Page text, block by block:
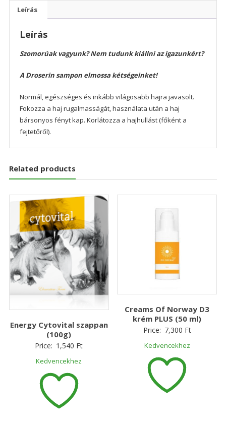
Leírás
Leírás
Szomorúak vagyunk?Nem tudunk kiállni az igazunkért?
A Droserin sampon elmossa kétségeinket!
Normál, egészséges és inkább világosabb hajra javasolt.
Fokozza a haj rugalmasságát, használata után a haj
bársonyos fényt kap. Korlátozza a hajhullást (főként a
fejtetőről).
Related products
Energy Cytovital szappan
(100g)
Price: 1,540 Ft
Kedvencekhez
Creams Of Norway D3
krém PLUS (50 ml)
Price: 7,300 Ft
Kedvencekhez